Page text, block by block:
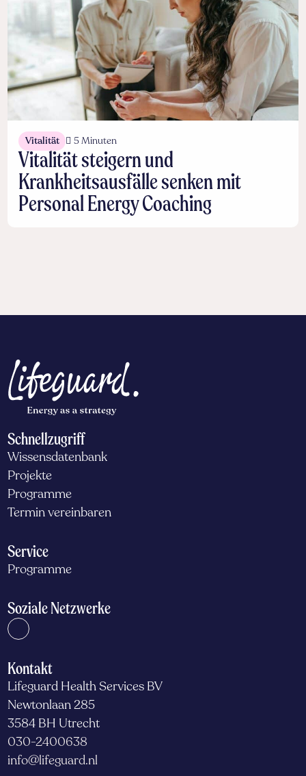
Vitalität 5 Minuten
Vitalität steigern und
Krankheitsausfälle senken mit
Personal Energy Coaching
Schnellzugriff
Wissensdatenbank
Projekte
Programme
Termin vereinbaren
Service
Programme
Soziale Netzwerke
Kontakt
Lifeguard Health Services BV
Newtonlaan 285
3584 BH Utrecht
030-2400638
info@lifeguard.nl